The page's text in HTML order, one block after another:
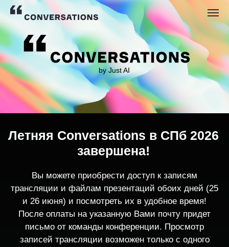
by Just AI
трансляции и файлам презентаций обоих дней (25
После оплаты на указанную Вами почту придет
записей трансляции возможен только с одного
устройства единовременно.
По любым вопросам пишите
contact@conversations-ai.co m
Летняя Conversations в СПб 2026
завершена!